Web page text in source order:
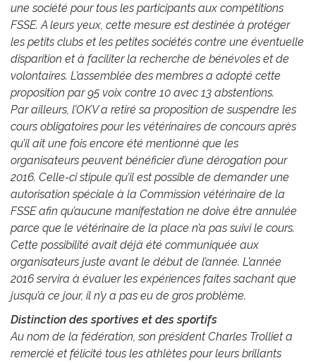
une société pour tous les participants aux compétitions
FSSE. A leurs yeux, cette mesure est destinée à protéger
les petits clubs et les petites sociétés contre une éventuelle
disparition et à faciliter la recherche de bénévoles et de
volontaires. L’assemblée des membres a adopté cette
proposition par 95 voix contre 10 avec 13 abstentions.
Par ailleurs, l’OKV a retiré sa proposition de suspendre les
cours obligatoires pour les vétérinaires de concours après
qu’il ait une fois encore été mentionné que les
organisateurs peuvent bénéficier d’une dérogation pour
2016. Celle-ci stipule qu’il est possible de demander une
autorisation spéciale à la Commission vétérinaire de la
FSSE afin qu’aucune manifestation ne doive être annulée
parce que le vétérinaire de la place n’a pas suivi le cours.
Cette possibilité avait déjà été communiquée aux
organisateurs juste avant le début de l’année. L’année
2016 servira à évaluer les expériences faites sachant que
jusqu’à ce jour, il n’y a pas eu de gros problème.
Distinction des sportives et des sportifs
Au nom de la fédération, son président Charles Trolliet a
remercié et félicité tous les athlètes pour leurs brillants